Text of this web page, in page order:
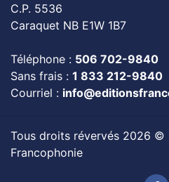
C.P. 5536
Caraquet NB E1W 1B7
Téléphone : 506 702-9840
Sans frais : 1 833 212-9840
Courriel :
Tous droits révervés 2026 ©
Francophonie